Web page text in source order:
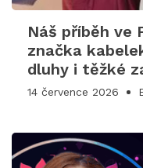
Náš příběh ve
značka
dluhy i těžké
14 července 2026